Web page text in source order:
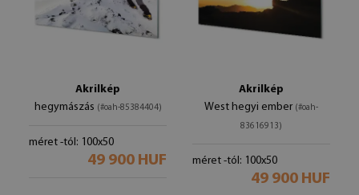
Akrilkép
hegymászás (#oah-85384404)
méret -tól: 100x50
49 900 HUF
Akrilkép
West hegyi ember (#oah-
83616913)
méret -tól: 100x50
49 900 HUF